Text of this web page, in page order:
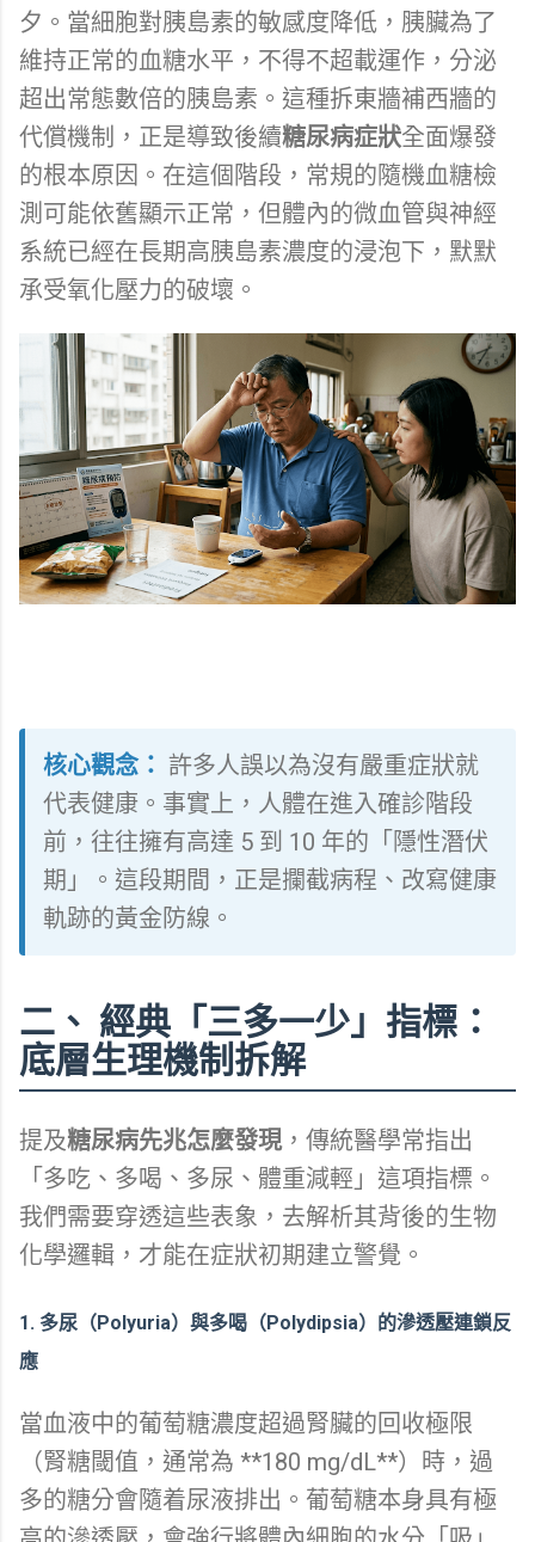
夕。當細胞對胰島素的敏感度降低，胰臟為了
維持正常的血糖水平，不得不超載運作，分泌
超出常態數倍的胰島素。這種拆東牆補西牆的
代償機制，正是導致後續糖尿病症狀全面爆發
的根本原因。在這個階段，常規的隨機血糖檢
測可能依舊顯示正常，但體內的微血管與神經
系統已經在長期高胰島素濃度的浸泡下，默默
承受氧化壓力的破壞。
核心觀念： 許多人誤以為沒有嚴重症狀就
代表健康。事實上，人體在進入確診階段
前，往往擁有高達 5 到 10 年的「隱性潛伏
期」。這段期間，正是攔截病程、改寫健康
軌跡的黃金防線。
二、 經典「三多一少」指標：
底層生理機制拆解
提及糖尿病先兆怎麼發現，傳統醫學常指出
「多吃、多喝、多尿、體重減輕」這項指標。
我們需要穿透這些表象，去解析其背後的生物
化學邏輯，才能在症狀初期建立警覺。
1. 多尿（Polyuria）與多喝（Polydipsia）的滲透壓連鎖反
應
當血液中的葡萄糖濃度超過腎臟的回收極限
（腎糖閾值，通常為 **180 mg/dL**）時，過
多的糖分會隨着尿液排出。葡萄糖本身具有極